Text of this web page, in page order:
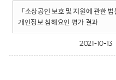
「소상공인 보호 및 지원에 관한
개인정보 침해요인 평가 결과
2021-10-13